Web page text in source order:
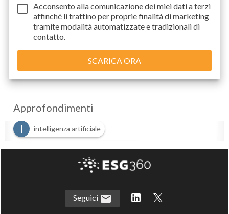
Acconsento alla comunicazione dei miei dati aterzi
affinché li trattino per proprie finalità di marketing
tramite modalità automatizzate e tradizionali di
contatto.
Approfondimenti
I
intelligenza artificiale
I Intelligenza Artificiale Generativa
Seguici